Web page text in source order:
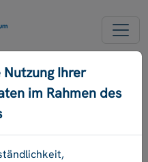
Ihrer
im Rahmen des